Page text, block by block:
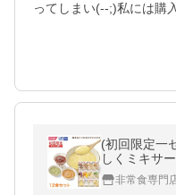
ってしまい(--;)私には購
(初回限定一
しくミキサ
味しい 非常
食 レトルト
非常食専門